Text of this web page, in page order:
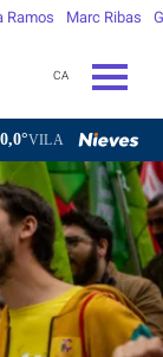
Ramos Marc Ribas
CA
DEL